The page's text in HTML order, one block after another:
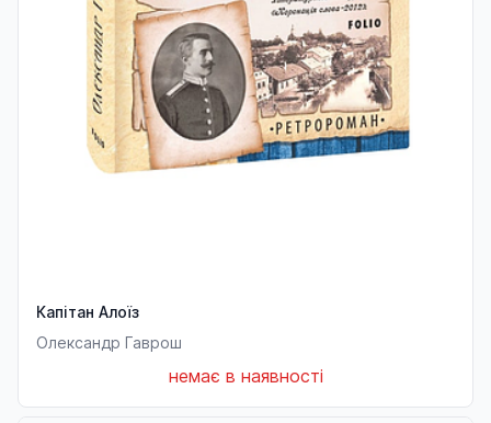
Капітан Алоїз
Олександр Гаврош
немає в наявності